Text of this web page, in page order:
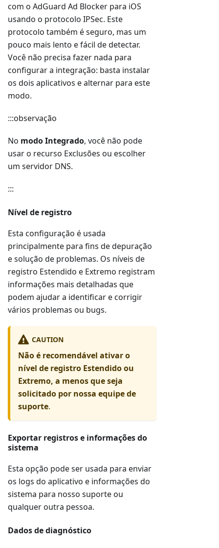
com o AdGuard Ad Blocker para iOS
usando o protocolo IPSec. Este
protocolo também é seguro, mas um
pouco mais lento e fácil de detectar.
Você não precisa fazer nada para
configurar a integração: basta instalar
os dois aplicativos e alternar para este
modo.
:::observação
No modo Integrado, você não pode
usar o recurso Exclusões ou escolher
um servidor DNS.
:::
Nível de registro
Esta configuração é usada
principalmente para fins de depuração
e solução de problemas. Os níveis de
registro Estendido e Extremo registram
informações mais detalhadas que
podem ajudar a identificar e corrigir
vários problemas ou bugs.
CAUTION
Não é recomendável ativar o
nível de registro Estendido ou
Extremo, a menos que seja
solicitado por nossa equipe de
suporte.
Exportar registros e informações do
sistema
Esta opção pode ser usada para enviar
os logs do aplicativo e informações do
sistema para nosso suporte ou
qualquer outra pessoa.
Dados de diagnóstico